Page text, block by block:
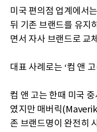
미국 편의점 업계에서
뒤 기존 브랜드를 유지
면서 자사 브랜드로 교
대표 사례로는 ‘컴 앤
컴 앤 고는 한때 미국
였지만 매버릭
존 브랜드명이 완전히